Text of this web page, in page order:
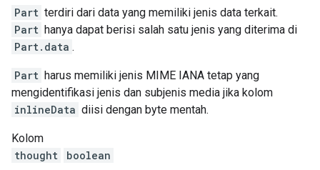
Part terdiri dari data yang memiliki jenis data terkait.
Part hanya dapat berisi salah satu jenis yang diterima di
Part.data .
Part harus memiliki jenis MIME IANA tetap yang
mengidentifikasi jenis dan subjenis media jika kolom
inlineData diisi dengan byte mentah.
Kolom
thought
boolean